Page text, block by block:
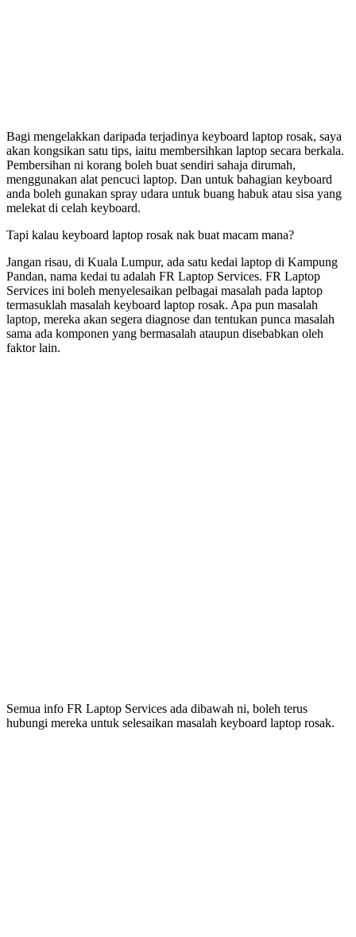
Bagi mengelakkan daripada terjadinya keyboard laptop rosak, saya
akan kongsikan satu tips, iaitu membersihkan laptop secara berkala.
Pembersihan ni korang boleh buat sendiri sahaja dirumah,
menggunakan alat pencuci laptop. Dan untuk bahagian keyboard
anda boleh gunakan spray udara untuk buang habuk atau sisa yang
melekat di celah keyboard.
Tapi kalau keyboard laptop rosak nak buat macam mana?
Jangan risau, di Kuala Lumpur, ada satu kedai laptop di Kampung
Pandan, nama kedai tu adalah FR Laptop Services. FR Laptop
Services ini boleh menyelesaikan pelbagai masalah pada laptop
termasuklah masalah keyboard laptop rosak. Apa pun masalah
laptop, mereka akan segera diagnose dan tentukan punca masalah
sama ada komponen yang bermasalah ataupun disebabkan oleh
faktor lain.
Semua info FR Laptop Services ada dibawah ni, boleh terus
hubungi mereka untuk selesaikan masalah keyboard laptop rosak.